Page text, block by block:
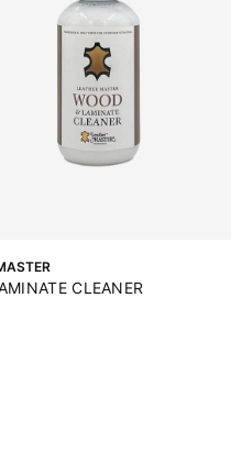
CLEANER